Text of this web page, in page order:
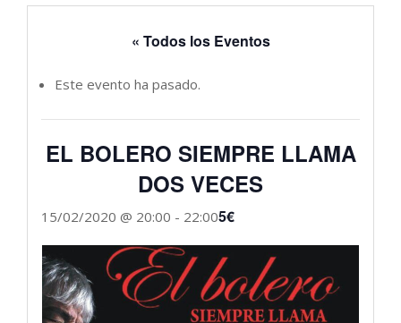
« Todos los Eventos
Este evento ha pasado.
EL BOLERO SIEMPRE LLAMA
DOS VECES
15/02/2020 @ 20:00 - 22:005€